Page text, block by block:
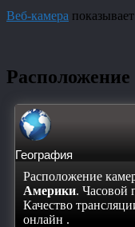
Веб-камера
География
Расположение
Америки. Часовой
Качество
онлайн .